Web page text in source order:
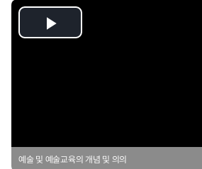
Play
예술 및 예술교육의 개념 및 의의